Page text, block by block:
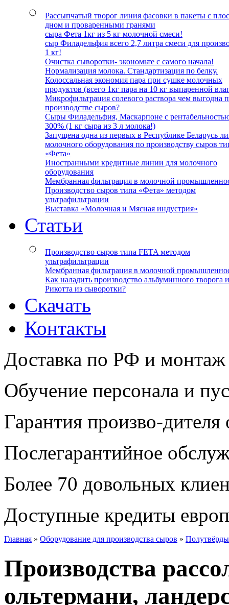
Рассыпчатый творог линия фасовки в пакеты с
дном и проваренными гранями
сыра Фета 1кг из 5 кг молочной смеси!
сыр Филадельфия всего 2,7 литра смеси для
1 кг!
Очистка сыворотки- экономьте с самого начала!
Нормализация молока. Стандартизация по белку.
Колоссальная экономия пара при сушке молочных
продуктов (всего 1кг пара на 10 кг выпаренной
Микрофильтрация солевого раствора чем выгодна
производстве сыров?
Сыры Филадельфия, Маскарпоне с
300% (1 кг сыра из 3 л молока!)
Запущена одна из первых в Республике Беларусь
молочного оборудования по производству сыров
«Фета»
Иностранными кредитные линии для молочного
оборудования
Мембранная фильтрация в молочной
Производство сыров типа «Фета» методом
ультрафильтрации
Выставка «Молочная и Мясная индустрия»
Статьи
Производство сыров типа FETA методом
ультрафильтрации
Мембранная фильтрация в молочной
Как наладить производство альбуминного творога
Рикотта из сыворотки?
Скачать
Контакты
Доставка по РФ и монтаж
Обучение персонала и
Гарантия произво-дителя
Послегарантийное
Более 70 довольных
Доступные кредиты
Главная » Оборудование для производства сыров »
Производства
ольтермани,